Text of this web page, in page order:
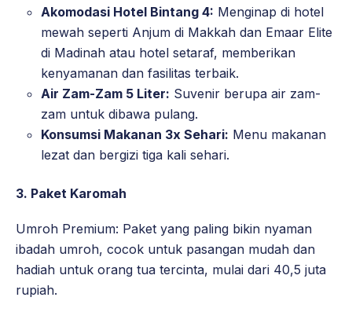
Akomodasi Hotel Bintang 4: Menginap di hotel
mewah seperti Anjum di Makkah dan Emaar Elite
di Madinah atau hotel setaraf, memberikan
kenyamanan dan fasilitas terbaik.
Air Zam-Zam 5 Liter: Suvenir berupa air zam-
zam untuk dibawa pulang.
Konsumsi Makanan 3x Sehari: Menu makanan
lezat dan bergizi tiga kali sehari.
3. Paket Karomah
Umroh Premium: Paket yang paling bikin nyaman
ibadah umroh, cocok untuk pasangan mudah dan
hadiah untuk orang tua tercinta, mulai dari 40,5 juta
rupiah.